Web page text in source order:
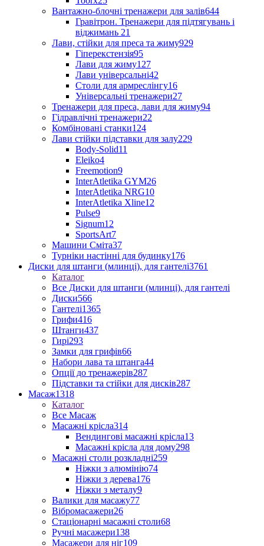
Вантажно-блочні тренажери для залів644
Гравітрон. Тренажери для підтягувань і
віджимань 21
Лави, стійки для преса та жиму929
Гіперекстензія95
Лави для жиму127
Лави універсальні42
Столи для армреслінгу16
Універсальні тренажери27
Тренажери для преса, лави для жиму94
Гідравлічні тренажери22
Комбіновані станки124
Лави стійки підставки для залу229
Body-Solid11
Eleiko4
Freemotion9
InterAtletika GYM26
InterAtletika NRG10
InterAtletika Xline12
Pulse9
Signum12
SportsArt7
Машини Сміта37
Турніки настінні для будинку176
Диски для штанги (млинці), для гантелі3761
Каталог
Все Диски для штанги (млинці), для гантелі
Диски566
Гантелі1365
Грифи416
Штанги437
Гирі293
Замки для грифів66
Набори лава та штанга44
Опції до тренажерів287
Підставки та стійки для дисків287
Масаж1318
Каталог
Все Масаж
Масажні крісла314
Вендингові масажні крісла13
Масажні крісла для дому298
Масажні столи розкладні259
Ніжки з алюмінію74
Ніжки з дерева176
Ніжки з металу9
Валики для масажу77
Вібромасажери26
Стаціонарні масажні столи68
Ручні масажери138
Масажери для ніг109